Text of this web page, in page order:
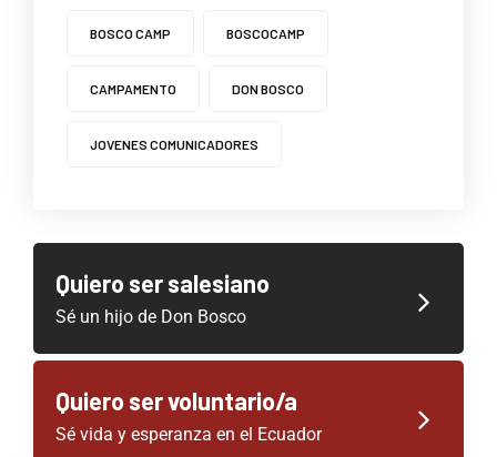
BOSCO CAMP BOSCOCAMP
CAMPAMENTO DON BOSCO
JOVENES COMUNICADORES
Quiero ser salesiano
Sé un hijo de Don Bosco
Quiero ser voluntario/a
Sé vida y esperanza en el Ecuador